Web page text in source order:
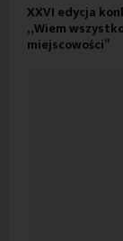
XXVI edycja
„Wiem
miejscowości”